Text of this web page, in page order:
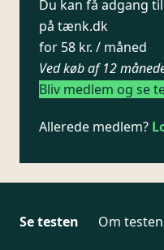
Du kan få adgang
på tænk.dk
for 58 kr. / måned
Ved køb af 12
Bliv medlem og se
Allerede medlem?
Se testen Om testen